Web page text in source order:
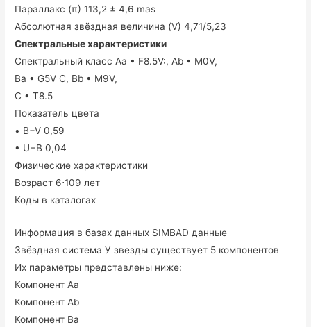
Параллакс (π) 113,2 ± 4,6 mas
Абсолютная звёздная величина (V) 4,71/5,23
Спектральные характеристики
Спектральный класс Aa • F8.5V:, Ab • M0V,
Ba • G5V C, Bb • M9V,
C • T8.5
Показатель цвета
• B−V 0,59
• U−B 0,04
Физические характеристики
Возраст 6⋅109 лет
Коды в каталогах
Информация в базах данных SIMBAD данные
Звёздная система У звезды существует 5 компонентов
Их параметры представлены ниже:
Компонент Aa
Компонент Ab
Компонент Ba